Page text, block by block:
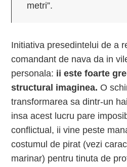
metri”.
Initiativa presedintelui de a
comandant de nava da in
personala: ii este foarte
structural imaginea. O
transformarea sa dintr-un
insa acest lucru pare
conflictual, ii vine peste
costumul de pirat (vezi
marinar) pentru tinuta de